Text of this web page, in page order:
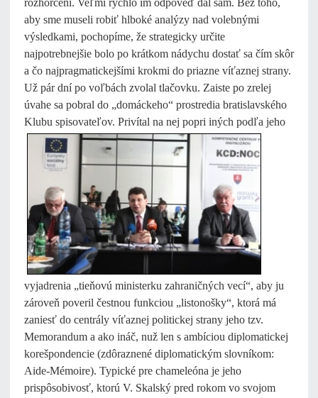
aby sme museli robiť hlboké analýzy nad volebnými
výsledkami, pochopíme, že strategicky určite
najpotrebnejšie bolo po krátkom nádychu dostať sa čím skôr
a čo najpragmatickejšími krokmi do priazne víťaznej strany.
Už pár dní po voľbách zvolal tlačovku. Zaiste po zrelej
úvahe sa pobral do „domáckeho“ prostredia bratislavského
Klubu spisovateľov. Privítal na nej popri iných podľa jeho
vyjadrenia „tieňovú ministerku zahraničných vecí“, aby ju
zároveň poveril čestnou funkciou „listonošky“, ktorá má
zaniesť do centrály víťaznej politickej strany jeho tzv.
Memorandum a ako ináč, nuž len s ambíciou diplomatickej
korešpondencie (zdôraznené diplomatickým slovníkom:
Aide-Mémoire). Typické pre chameleóna je jeho
prispôsobivosť, ktorú V. Skalský pred rokom vo svojom